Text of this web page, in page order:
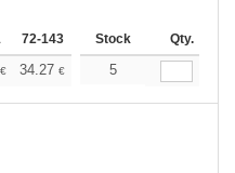
72-143 144-287 288 +
Stock Qty.
€ 34.27 € 32.56
5